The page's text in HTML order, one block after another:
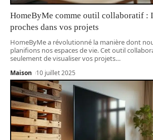
HomeByMe comme outil collaboratif :
proches dans vos projets
HomeByMe a révolutionné la manière dont
planifions nos espaces de vie. Cet outil
seulement de visualiser vos projets…
Maison 10 juillet 2025